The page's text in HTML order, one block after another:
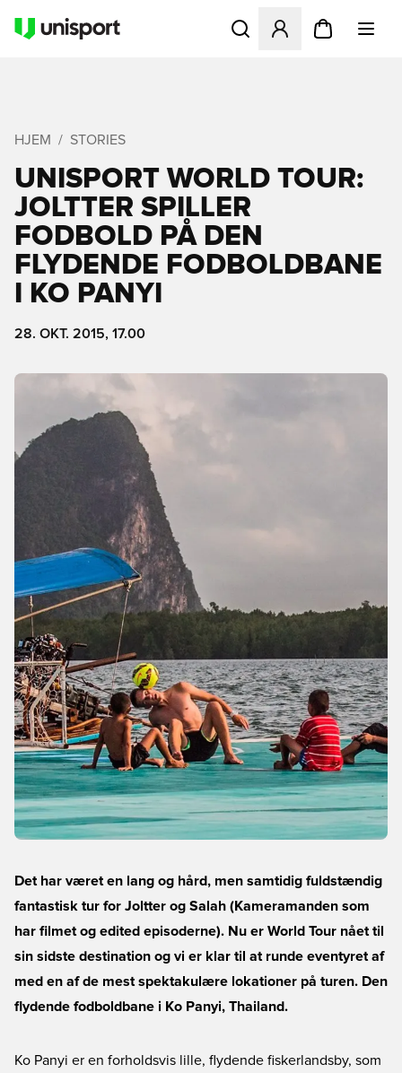
Åbner en Modal til at
HJEM STORIES
UNISPORT WORLD TOUR:
JOLTTER SPILLER
FODBOLD PÅ DEN
FLYDENDE FODBOLDBANE
I KO PANYI
28. OKT. 2015, 17.00
Det har været en lang og hård, men samtidig fuldstændig
fantastisk tur for Joltter og Salah (Kameramanden som
har filmet og edited episoderne). Nu er World Tour nået til
sin sidste destination og vi er klar til at runde eventyret af
med en af de mest spektakulære lokationer på turen. Den
flydende fodboldbane i Ko Panyi, Thailand.
Ko Panyi er en forholdsvis lille, flydende fiskerlandsby, som